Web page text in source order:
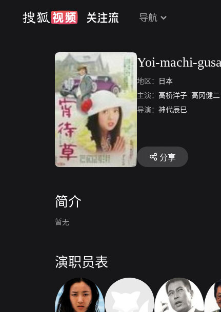
导航
Yoi-machi-
地区： 日本
主演： 高桥洋子 高冈健二
导演： 神代辰巳
分享
简介
暂无
演职员表